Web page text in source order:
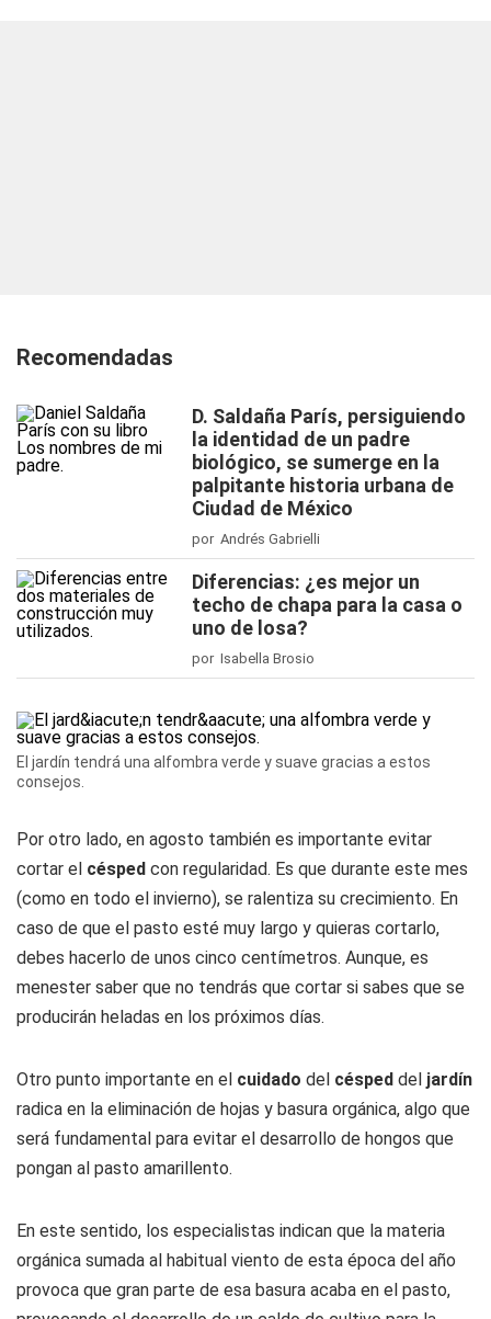
Recomendadas
D. Saldaña París, persiguiendo
la identidad de un padre
biológico, se sumerge en la
palpitante historia urbana de
Ciudad de México
por Andrés Gabrielli
Diferencias: ¿es mejor un
techo de chapa para la casa o
uno de losa?
por Isabella Brosio
El jardín tendrá una alfombra verde y suave gracias a estos
consejos.
Por otro lado, en agosto también es importante evitar
cortar el césped con regularidad. Es que durante este mes
(como en todo el invierno), se ralentiza su crecimiento. En
caso de que el pasto esté muy largo y quieras cortarlo,
debes hacerlo de unos cinco centímetros. Aunque, es
menester saber que no tendrás que cortar si sabes que se
producirán heladas en los próximos días.
Otro punto importante en el cuidado del césped del jardín
radica en la eliminación de hojas y basura orgánica, algo que
será fundamental para evitar el desarrollo de hongos que
pongan al pasto amarillento.
En este sentido, los especialistas indican que la materia
orgánica sumada al habitual viento de esta época del año
provoca que gran parte de esa basura acaba en el pasto,